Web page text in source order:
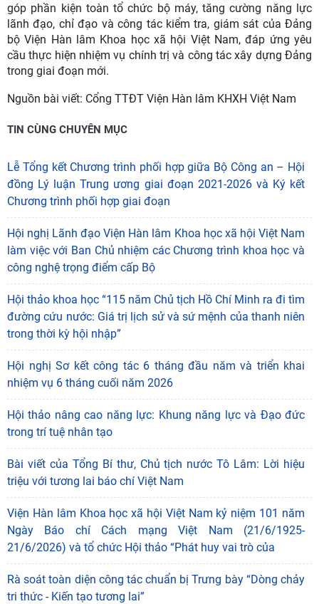
góp phần kiện toàn tổ chức bộ máy, tăng cường năng lực
lãnh đạo, chỉ đạo và công tác kiểm tra, giám sát của Đảng
bộ Viện Hàn lâm Khoa học xã hội Việt Nam, đáp ứng yêu
cầu thực hiện nhiệm vụ chính trị và công tác xây dựng Đảng
trong giai đoạn mới.
Nguồn bài viết: Cổng TTĐT Viện Hàn lâm KHXH Việt Nam
TIN CÙNG CHUYÊN MỤC
Lễ Tổng kết Chương trình phối hợp giữa Bộ Công an – Hội
đồng Lý luận Trung ương giai đoạn 2021-2026 và Ký kết
Chương trình phối hợp giai đoạn
Hội nghị Lãnh đạo Viện Hàn lâm Khoa học xã hội Việt Nam
làm việc với Ban Chủ nhiệm các Chương trình khoa học và
công nghệ trọng điểm cấp Bộ
Hội thảo khoa học “115 năm Chủ tịch Hồ Chí Minh ra đi tìm
đường cứu nước: Giá trị lịch sử và sứ mệnh của thanh niên
trong thời kỳ hội nhập”
Hội nghị Sơ kết công tác 6 tháng đầu năm và triển khai
nhiệm vụ 6 tháng cuối năm 2026
Hội thảo nâng cao năng lực: Khung năng lực và Đạo đức
trong trí tuệ nhân tạo
Bài viết của Tổng Bí thư, Chủ tịch nước Tô Lâm: Lời hiệu
triệu với tương lai báo chí Việt Nam
Viện Hàn lâm Khoa học xã hội Việt Nam kỷ niệm 101 năm
Ngày Báo chí Cách mạng Việt Nam (21/6/1925-
21/6/2026) và tổ chức Hội thảo “Phát huy vai trò của
Rà soát toàn diện công tác chuẩn bị Trưng bày “Dòng chảy
tri thức - Kiến tạo tương lai”